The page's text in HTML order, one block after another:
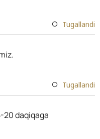
Tugallandi
Tugallandi
20 daqiqaga